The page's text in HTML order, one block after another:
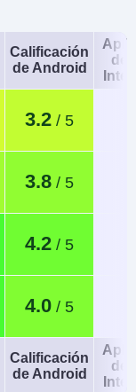
Calificación
de Android
de
3.2
3.8
4.2
4.0
Calificación
de Android
de